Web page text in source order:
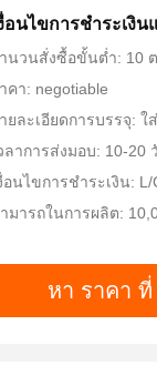
อนไขการชําระเงิน
นวนสั่งซื้อขั้นต่ำ: 10
คา: negotiable
ยละเอียดการบรรจุ:
ลาการส่งมอบ: 10-20
อนไขการชำระเงิน: L/
มารถในการผลิต:
หา ราคา